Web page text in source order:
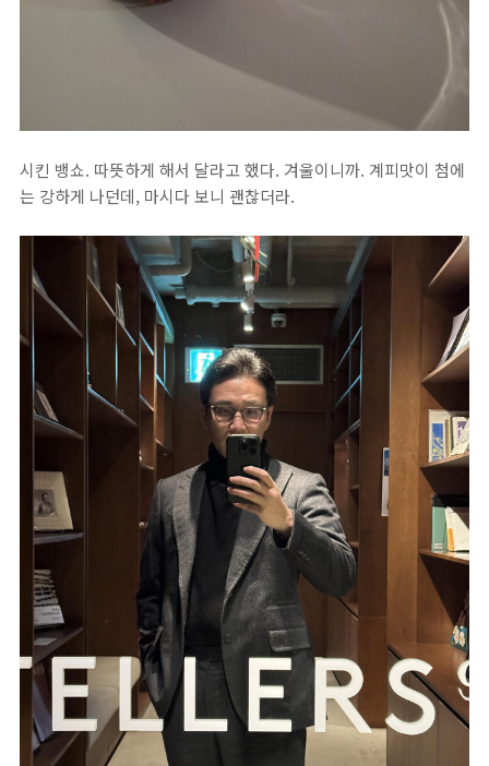
시킨 뱅쇼. 따뜻하게 해서 달라고 했다. 겨울이니까. 계피맛이 첨에
는 강하게 나던데, 마시다 보니 괜찮더라.